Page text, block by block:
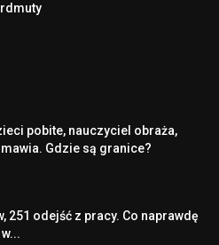
pobite, nauczyciel obraża,
Gdzie są granice?
251 odejść z pracy. Co naprawdę